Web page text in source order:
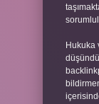
Hukuka